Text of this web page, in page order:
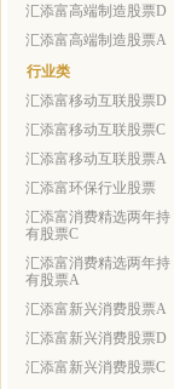
汇添富高端制造股票D
汇添富高端制造股票A
行业类
汇添富移动互联股票D
汇添富移动互联股票C
汇添富移动互联股票A
汇添富环保行业股票
汇添富消费精选两年持
有股票C
汇添富消费精选两年持
有股票A
汇添富新兴消费股票A
汇添富新兴消费股票D
汇添富新兴消费股票C